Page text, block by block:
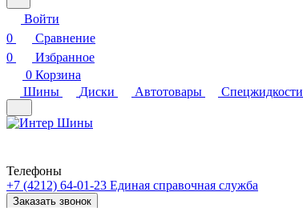
Войти
0
Сравнение
0
Избранное
0 Корзина
Шины
Диски Автотовары Спецжидкости
Телефоны
+7 (4212) 64-01-23 Единая справочная служба
Заказать звонок